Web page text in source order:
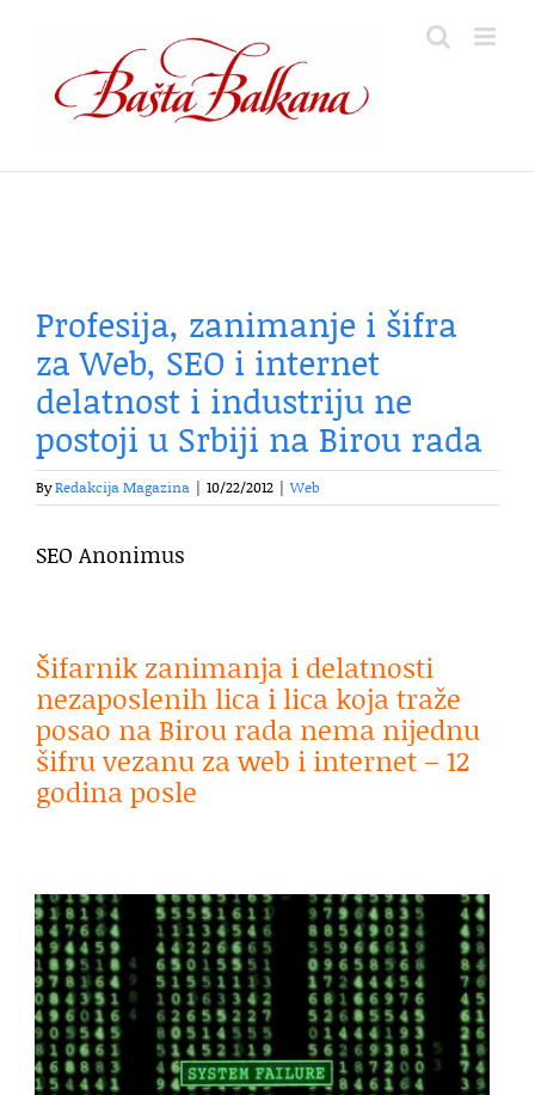
content
Profesija, zanimanje i šifra
za Web, SEO i internet
delatnost i industriju ne
postoji u Srbiji na Birou rada
ByRedakcija Magazina 10/22/2012 Web
SEO Anonimus
Šifarnik zanimanja i delatnosti
nezaposlenih lica i lica koja traže
posao na Birou rada nema nijednu
šifru vezanu za web i internet – 12
godina posle